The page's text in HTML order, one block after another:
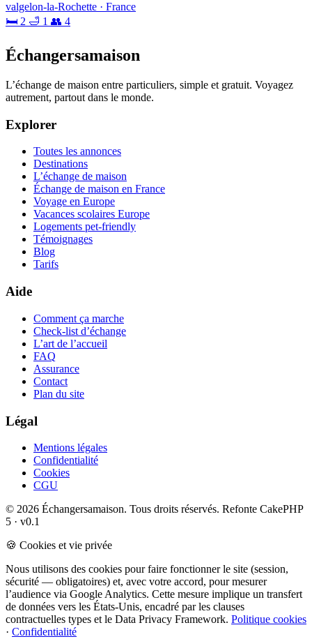
valgelon-la-Rochette · France
🛏 2 🛁 1 👥 4
Échangersamaison
L’échange de maison entre particuliers, simple et gratuit. Voyagez
autrement, partout dans le monde.
Explorer
Toutes les annonces
Destinations
L’échange de maison
Échange de maison en France
Voyage en Europe
Vacances scolaires Europe
Logements pet-friendly
Témoignages
Blog
Tarifs
Aide
Comment ça marche
Check-list d’échange
L’art de l’accueil
FAQ
Assurance
Contact
Plan du site
Légal
Mentions légales
Confidentialité
Cookies
CGU
© 2026 Échangersamaison. Tous droits réservés. Refonte CakePHP
5 · v0.1
🍪 Cookies et vie privée
Nous utilisons des cookies pour faire fonctionner le site (session,
sécurité — obligatoires) et, avec votre accord, pour mesurer
l’audience via Google Analytics. Cette mesure implique un transfert
de données vers les États-Unis, encadré par les clauses
contractuelles types et le Data Privacy Framework. Politique cookies
· Confidentialité